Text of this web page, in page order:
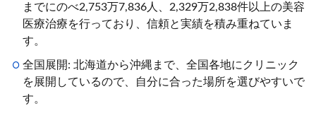
までにのべ2,753万7,836人、2,329万2,838件以上の美容
医療治療を行っており、信頼と実績を積み重ねていま
す。
全国展開: 北海道から沖縄まで、全国各地にクリニック
を展開しているので、自分に合った場所を選びやすいで
す。